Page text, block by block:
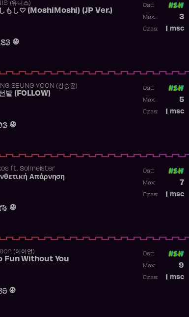
(유니스)
もし♡ (MoshiMoshi) (JP Ver.)
Ost:
3
Max:
msc
Czas:
SEUNG YOON (강승윤)
발 (FOLLOW)
Ost:
5
Max:
msc
Czas:
ft. Solmeister
Απάρνηση
Ost:
7
Max:
msc
Czas:
(이이언)
Fun Without You
Ost:
9
Max:
msc
Czas: